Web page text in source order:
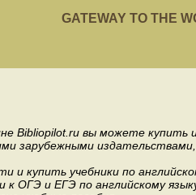
GATEWAY TO THE
Bibliopilot.ru вы можете купить
зарубежными издательствами,
и купить учебники по
к ОГЭ и ЕГЭ по английскому